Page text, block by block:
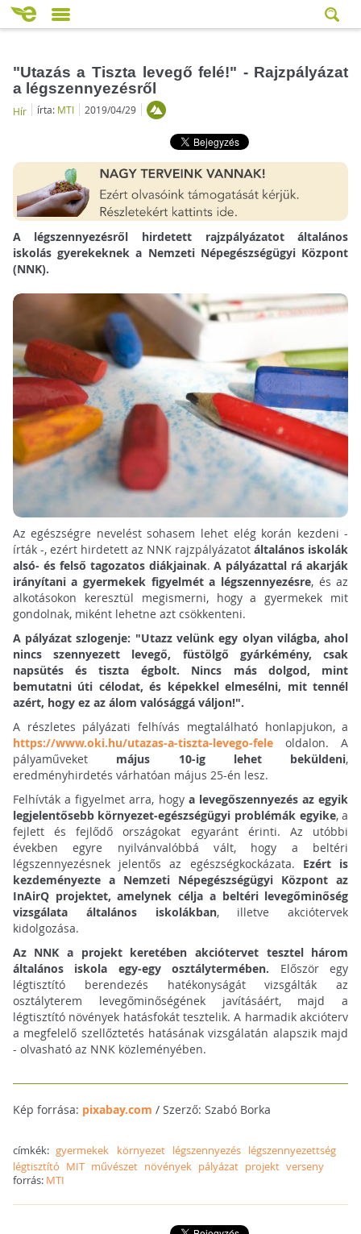
"Utazás a Tiszta levegő felé!" - Rajzpályázat
a légszennyezésről
Hír írta: MTI 2019/04/29
A légszennyezésről hirdetett rajzpályázatot általános
iskolás gyerekeknek a Nemzeti Népegészségügyi Központ
(NNK).
Az egészségre nevelést sohasem lehet elég korán kezdeni -
írták -, ezért hirdetett az NNK rajzpályázatotáltalános iskolák
alsó- és felső tagozatos diákjainak.A pályázattal rá akarják
irányítani a gyermekek figyelmét a légszennyezésre, és az
alkotásokon keresztül megismerni, hogy a gyermekek mit
gondolnak, miként lehetne azt csökkenteni.
A pályázat szlogenje: "Utazz velünk egy olyan világba, ahol
nincs szennyezett levegő, füstölgő gyárkémény, csak
napsütés és tiszta égbolt. Nincs más dolgod, mint
bemutatni úti célodat, és képekkel elmesélni, mit tennél
azért, hogy ez az álom valósággá váljon!".
A részletes pályázati felhívás megtalálható honlapjukon, a
https://www.oki.hu/utazas-a-tiszta-levego-feleoldalon. A
pályaműveket május 10-ig lehet beküldeni,
eredményhirdetés várhatóan május 25-én lesz.
Felhívták a figyelmet arra, hogy a levegőszennyezés az egyik
legjelentősebb környezet-egészségügyi problémák egyike, a
fejlett és fejlődő országokat egyaránt érinti. Az utóbbi
években egyre nyilvánvalóbbá vált, hogy a beltéri
légszennyezésnek jelentős az egészségkockázata. Ezért is
kezdeményezte a Nemzeti Népegészségügyi Központ az
InAirQ projektet, amelynek célja a beltéri levegőminőség
vizsgálata általános iskolákban, illetve akciótervek
kidolgozása.
Az NNK a projekt keretében akciótervet tesztel három
általános iskola egy-egy osztálytermében. Először egy
légtisztító berendezés hatékonyságát vizsgálták az
osztályterem levegőminőségének javításáért, majd a
légtisztító növények hatásfokát tesztelik. A harmadik akcióterv
a megfelelő szellőztetés hatásának vizsgálatán alapszik majd
- olvasható az NNK közleményében.
Kép forrása: pixabay.com / Szerző: Szabó Borka
címkék:gyermekek környezet légszennyezés légszennyezettség
légtisztító MIT művészet növények pályázat projekt verseny
forrás: MTI